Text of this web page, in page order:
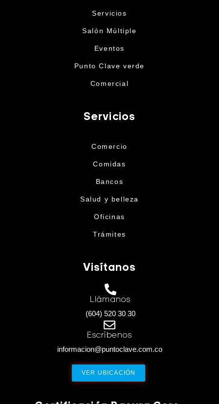
Servicios
Salón Múltiple
Eventos
Punto Clave verde
Comercial
Servicios
Comercio
Comidas
Bancos
Salud y belleza
Oficinas
Trámites
Visítanos
Llámanos
(604) 520 30 30
Escríbenos
informacion@puntoclave.com.co
VER UBICACIÓN